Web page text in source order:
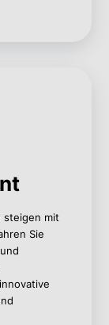
steigen mit
Sie